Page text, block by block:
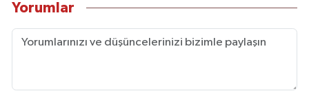
Yorumlar